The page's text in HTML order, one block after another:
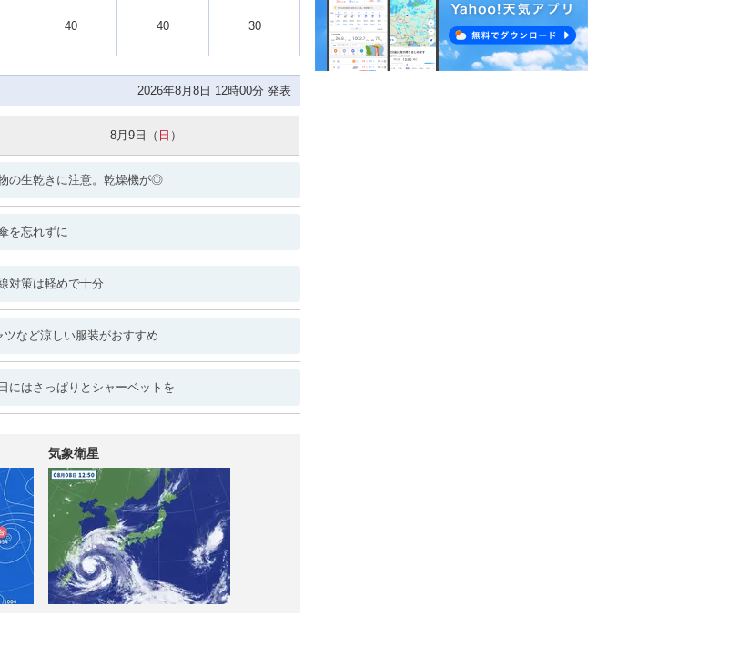
40 40 30
2026年8月8日 12時00分 発表
8月9日（ 日 ）
の生乾きに注意。乾燥機が◎
を忘れずに
対策は軽めで十分
ツなど涼しい服装がおすすめ
にはさっぱりとシャーベットを
気象衛星